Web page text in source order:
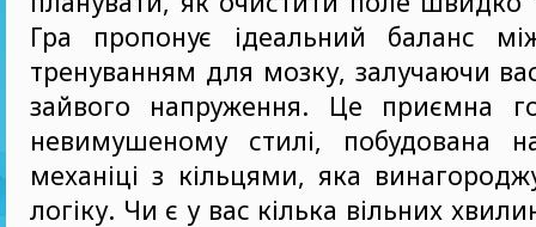
Гра пропонує ідеальний баланс
тренуванням для мозку, залучаючи
зайвого напруження. Це приємна
невимушеному стилі, побудована
механіці з кільцями, яка
логіку. Чи є у вас кілька вільних